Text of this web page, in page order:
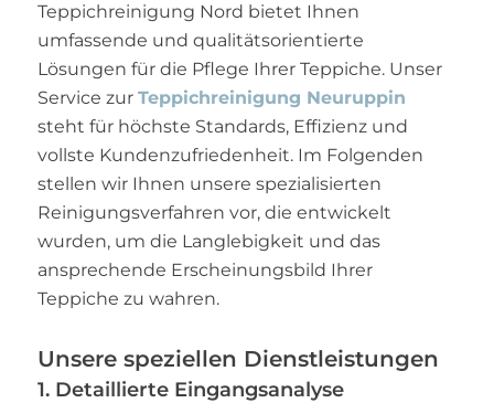
Teppichreinigung Nord bietet Ihnen
umfassende und qualitätsorientierte
Lösungen für die Pflege Ihrer Teppiche. Unser
Service zur Teppichreinigung Neuruppin
steht für höchste Standards, Effizienz und
vollste Kundenzufriedenheit. Im Folgenden
stellen wir Ihnen unsere spezialisierten
Reinigungsverfahren vor, die entwickelt
wurden, um die Langlebigkeit und das
ansprechende Erscheinungsbild Ihrer
Teppiche zu wahren.
Unsere speziellen Dienstleistungen
1. Detaillierte Eingangsanalyse